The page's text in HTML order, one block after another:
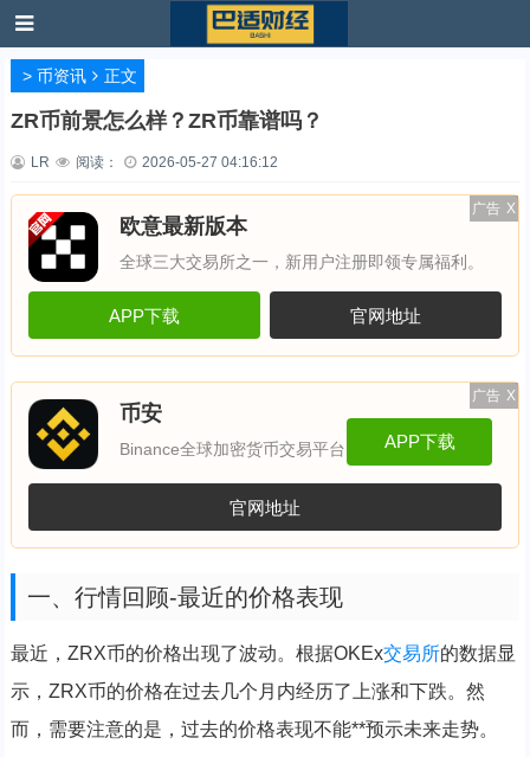
> 币资讯 正文
ZR币前景怎么样？ZR币靠谱吗？
LR 阅读： 2026-05-27 04:16:12
广告 X
欧意最新版本
全球三大交易所之一，新用户注册即领专属福利。
APP下载 官网地址
广告 X
币安
Binance全球加密货币交易平台 APP下载
官网地址
一、行情回顾-最近的价格表现
最近，ZRX币的价格出现了波动。根据OKEx交易所的数据显
示，ZRX币的价格在过去几个月内经历了上涨和下跌。然
而，需要注意的是，过去的价格表现不能**预示未来走势。